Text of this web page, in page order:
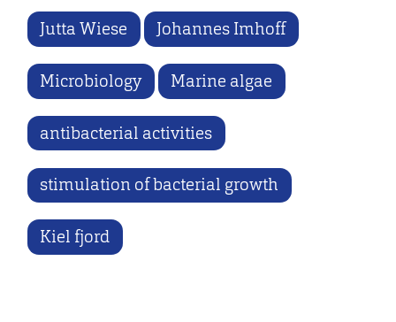
Jutta Wiese Johannes Imhoff
Microbiology Marine algae
antibacterial activities
stimulation of bacterial growth
Kiel fjord